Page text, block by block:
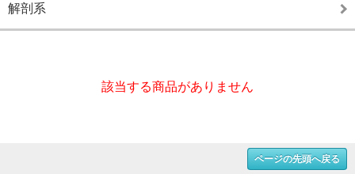
解剖系
該当する商品がありません
ページの先頭へ戻る